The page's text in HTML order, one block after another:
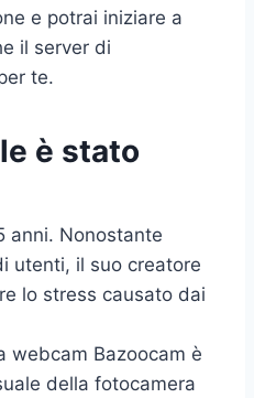
e potrai iniziare a
il server di
te.
è stato
anni. Nonostante
utenti, il suo creatore
lo stress causato dai
webcam Bazoocam è
della fotocamera